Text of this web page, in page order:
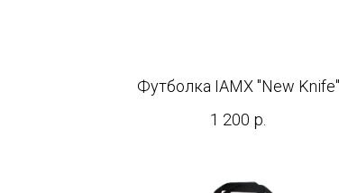
Футболка IAMX "New Knife"
1 200 р.